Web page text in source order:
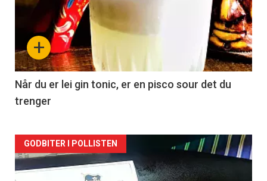
akkurat
nå
-
2
+
Når du er lei gin tonic, er en pisco sour det du
trenger
Forsiden
akkurat
GODBITER I POLLISTEN